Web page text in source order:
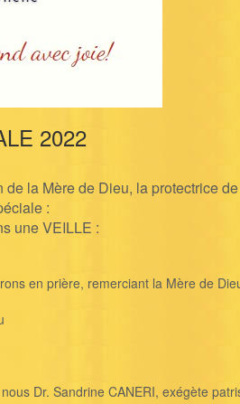
2022
la Mère de Dieu, la protectrice
:
une VEILLE :
en prière, remerciant la Mère de
Dr. Sandrine CANERI, exégète